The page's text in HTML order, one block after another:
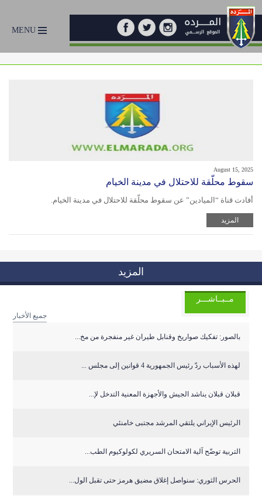
MENU
August 15, 2025
سقوط محلّقة للاحتلال في مدينة الخيام
أفادت قناة “الميادين” عن سقوط محلّقة للاحتلال في مدينة الخيام.
المزيد
المزيد
مــبــاشـــر
جميع الأخبار
بالصور: تفكيك صواريخ وقنابل طيران غير منفجرة من مخ...
لهذه الأسباب ردّ رئيس الجمهورية 4 قوانين إلى مجلس ...
قبلان قبلان يناشد الجيش والأجهزة المعنية التدخل لإ...
الرئيس الإيراني يلتقي المرشد مجتبى خامنئي
التربية توضّح آلية الامتحان السريري لكولوكيوم الطب...
الحرس الثوري: سنواصل إغلاق مضيق هرمز حتى تقبل الول...